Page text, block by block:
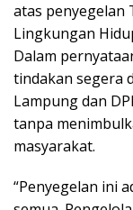
atas penyegelan
Lingkungan
Dalam
tindakan segera
Lampung dan
tanpa
masyarakat.
“Penyegelan ini